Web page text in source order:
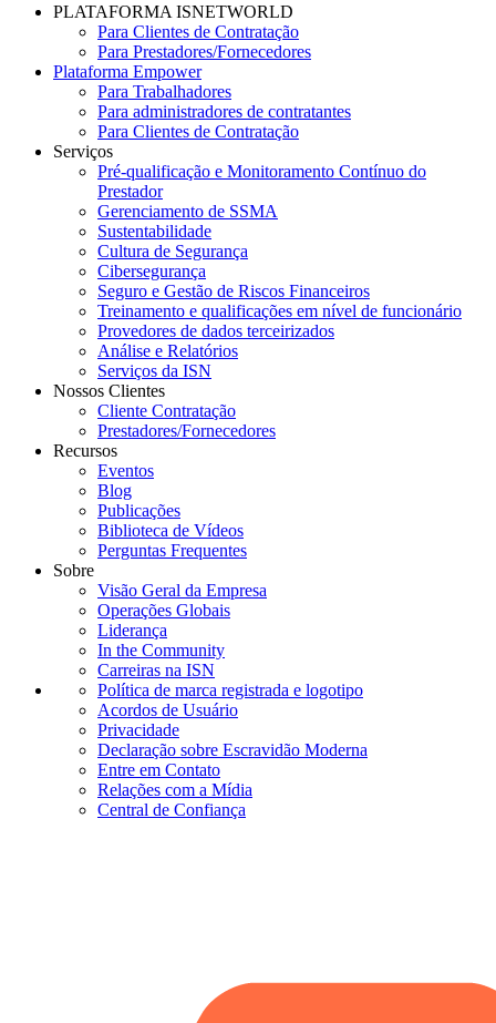
PLATAFORMA ISNETWORLD
Para Clientes de Contratação
Para Prestadores/Fornecedores
Plataforma Empower
Para Trabalhadores
Para administradores de contratantes
Para Clientes de Contratação
Serviços
Pré-qualificação e Monitoramento Contínuo do
Prestador
Gerenciamento de SSMA
Sustentabilidade
Cultura de Segurança
Cibersegurança
Seguro e Gestão de Riscos Financeiros
Treinamento e qualificações em nível de funcionário
Provedores de dados terceirizados
Análise e Relatórios
Serviços da ISN
Nossos Clientes
Cliente Contratação
Prestadores/Fornecedores
Recursos
Eventos
Blog
Publicações
Biblioteca de Vídeos
Perguntas Frequentes
Sobre
Visão Geral da Empresa
Operações Globais
Liderança
In the Community
Carreiras na ISN
Política de marca registrada e logotipo
Acordos de Usuário
Privacidade
Declaração sobre Escravidão Moderna
Entre em Contato
Relações com a Mídia
Central de Confiança